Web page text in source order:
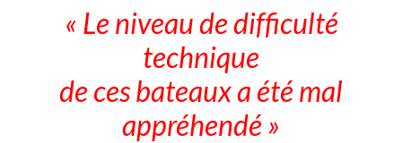
« Le niveau de difficulté
technique
de ces bateaux a été mal
appréhendé »